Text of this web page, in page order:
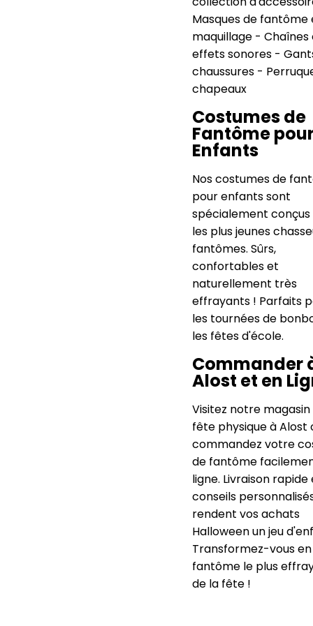
Masques de fantôme
maquillage - Chaînes
effets sonores -
chaussures -
chapeaux
Costumes de
Fantôme
Enfants
Nos costumes de
pour enfants sont
spécialement
les plus jeunes
fantômes. Sûrs,
confortables et
naturellement très
effrayants ! Parfaits
les tournées de
les fêtes d'école.
Commander
Alost et en
Visitez notre magasin
fête physique à Alost
commandez votre
de fantôme
ligne. Livraison rapide
conseils
rendent vos achats
Halloween un jeu
Transformez-vous en
fantôme le plus
de la fête !